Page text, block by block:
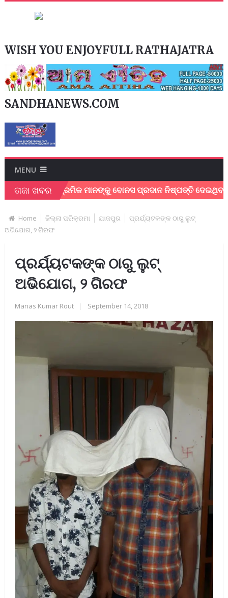
WISH YOU ENJOYFULL RATHAJATRA
SANDHANEWS.COM
MENU
ତାଜା ଖବର
ଶ୍ରମିକ ମାନଙ୍କୁ ବୋନସ ପ୍ରଦାନ ନିଷ୍ପତ୍ତି ଦେଇଥିବାରୁ
Home ଜିଲ୍ଲା ପରିକ୍ରମା ଯାଜପୁର
ପ୍ରର୍ଯ୍ୟଟକଙ୍କ ଠାରୁ ଲୁଟ୍
ଅଭିଯୋଗ, ୨ ଗିରଫ
ପ୍ରର୍ଯ୍ୟଟକଙ୍କ ଠାରୁ ଲୁଟ୍
ଅଭିଯୋଗ, ୨ ଗିରଫ
Manas Kumar Rout September 14, 2018